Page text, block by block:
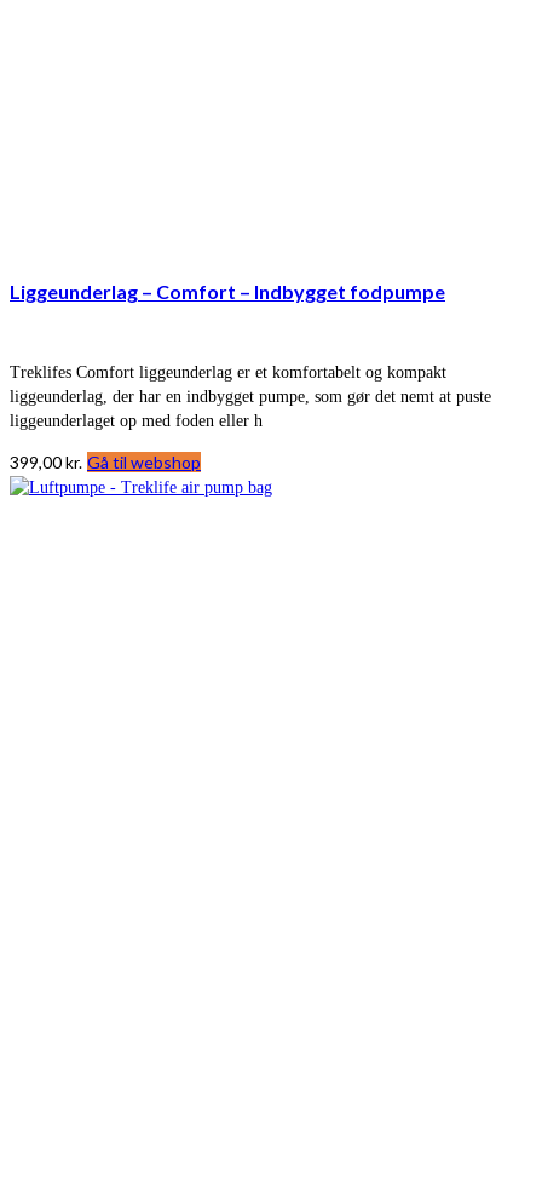
Liggeunderlag – Comfort – Indbygget fodpumpe
Treklifes Comfort liggeunderlag er et komfortabelt og kompakt
liggeunderlag, der har en indbygget pumpe, som gør det nemt at puste
liggeunderlaget op med foden eller h
399,00kr. Gå til webshop